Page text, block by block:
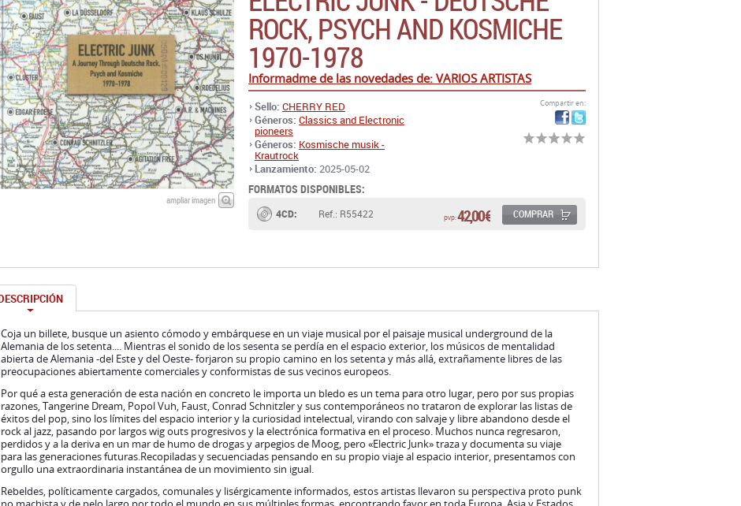
Informadme de las novedades de: VARIOS ARTISTAS
ampliar imagen
Sello:CHERRY RED
Géneros:Classics and Electronic
pioneers
Géneros: Kosmische musik -
Krautrock
Lanzamiento:2025-05-02
Compartir en:
FORMATOS DISPONIBLES:
4CD: Ref.: R55422 COMPRAR
Coja un billete, busque un asiento cómodo y embárquese en un viaje musical por el paisaje musical underground de la
abierta de Alemania -del Este y del Oeste- forjaron su propio camino en los setenta y más allá, extrañamente libres de las
preocupaciones abiertamente comerciales y conformistas de sus vecinos europeos.
razones, Tangerine Dream, Popol Vuh, Faust, Conrad Schnitzler y sus contemporáneos no trataron de explorar las listas de
éxitos del pop, sino los límites del espacio interior y la curiosidad intelectual, virando con salvaje y libre abandono desde el
rock al jazz, pasando por largos wig outs progresivos y la electrónica formativa en el proceso. Muchos nunca regresaron,
perdidos y a la deriva en un mar de humo de drogas y arpegios de Moog, pero «Electric Junk» traza y documenta su viaje
para las generaciones futuras.Recopiladas y secuenciadas pensando en su propio viaje al espacio interior, presentamos con
orgullo una extraordinaria instantánea de un movimiento sin igual.
Rebeldes, políticamente cargados, comunales y lisérgicamente informados, estos artistas llevaron su perspectiva proto punk
no machista y de pelo largo por todo el mundo en sus múltiples formas, encontrando favor en toda Europa, Asia y Estados
Unidos. La aclamación de la crítica y algún que otro éxito fueron sus recompensas, además de inventar e influir
inadvertidamente en innumerables nichos de género, cuestionables declaraciones de moda y bandas imprescindibles. La
alineación incluye a TANGERINE DREAM, FAUST, ROEDELIUS, CONRAD SCHNITZLER, POPOL VUH, EDGAR FROESE, CLUSTER,
KLAUS SCHULZE, GURU GURU, AGITATION FREE,LA DÜSSELDORF, y muchos más. 41 temas en total. Incluye grueso libreto
con textos fotos sobre cada tema.